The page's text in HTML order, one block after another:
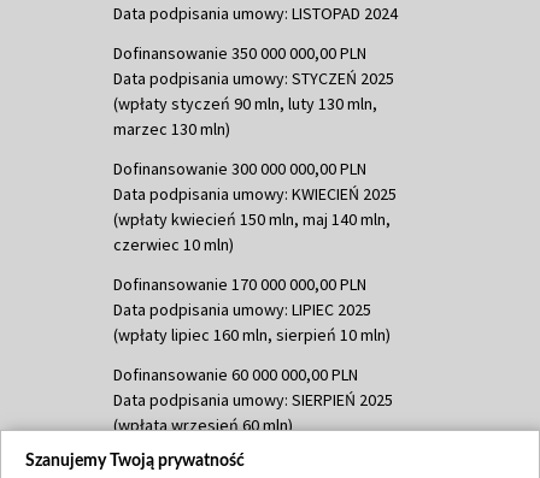
Data podpisania umowy: LISTOPAD 2024
Dofinansowanie 350 000 000,00 PLN
Data podpisania umowy: STYCZEŃ 2025
(wpłaty styczeń 90 mln, luty 130 mln,
marzec 130 mln)
Dofinansowanie 300 000 000,00 PLN
Data podpisania umowy: KWIECIEŃ 2025
(wpłaty kwiecień 150 mln, maj 140 mln,
czerwiec 10 mln)
Dofinansowanie 170 000 000,00 PLN
Data podpisania umowy: LIPIEC 2025
(wpłaty lipiec 160 mln, sierpień 10 mln)
Dofinansowanie 60 000 000,00 PLN
Data podpisania umowy: SIERPIEŃ 2025
(wpłata wrzesień 60 mln)
Dofinansowanie 635 783 051,21 PLN
Szanujemy Twoją prywatność